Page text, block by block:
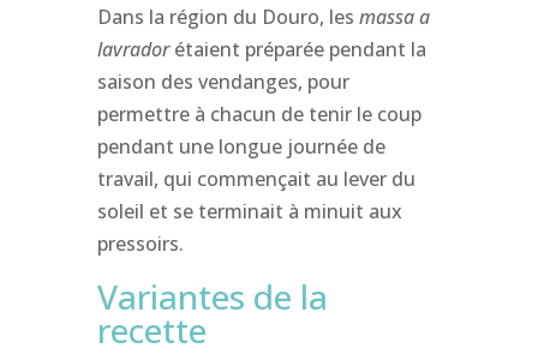
Dans la région du Douro, les massa a
lavradorétaient préparéependant la
saison des vendanges, pour
permettre à chacun de tenir le coup
pendant une longue journée de
travail, qui commençait au lever du
soleil et se terminait à minuit aux
pressoirs.
Variantes de la
recette